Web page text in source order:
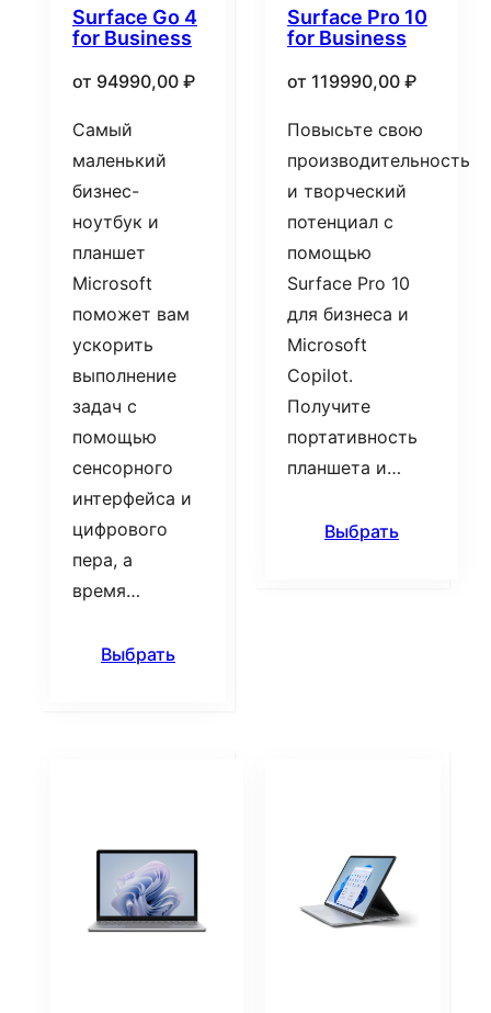
Surface Go 4
for Business
от 94990,00 ₽
Самый
маленький
бизнес-
ноутбук и
планшет
Microsoft
поможет вам
ускорить
выполнение
задач с
помощью
сенсорного
интерфейса и
цифрового
пера, а
время…
Выбрать
Surface Pro 10
for Business
от 119990,00 ₽
Повысьте свою
производительность
и творческий
потенциал с
помощью
Surface Pro 10
для бизнеса и
Microsoft
Copilot.
Получите
портативность
планшета и…
Выбрать